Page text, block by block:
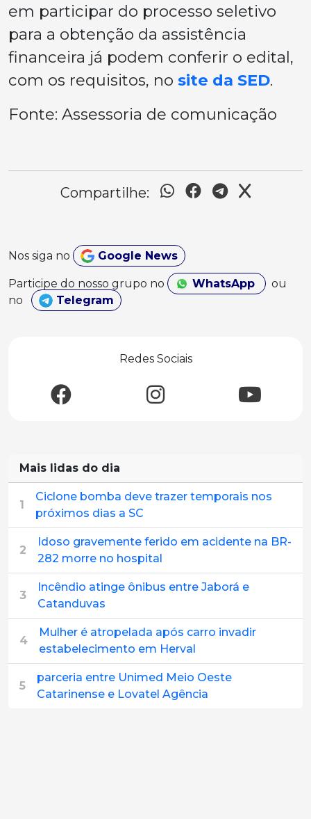
em participar do processo seletivo
para a obtenção da assistência
financeira já podem conferir o edital,
com os requisitos, no site da SED.
Fonte: Assessoria de comunicação
Compartilhe:
Nos siga no Google News
Participe do nosso grupo no WhatsApp
ou
no
Telegram
Redes Sociais
Mais lidas do dia
1
Ciclone bomba deve trazer temporais nos
próximos dias a SC
2
Idoso gravemente ferido em acidente na BR-
282 morre no hospital
3
Incêndio atinge ônibus entre Jaborá e
Catanduvas
4
Mulher é atropelada após carro invadir
estabelecimento em Herval
5
parceria entre Unimed Meio Oeste
Catarinense e Lovatel Agência